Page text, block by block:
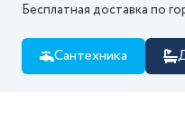
Бесплатная доставка по
Сантехника